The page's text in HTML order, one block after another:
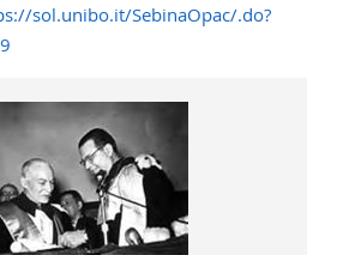
sol.unibo.it/SebinaOpac/.do?